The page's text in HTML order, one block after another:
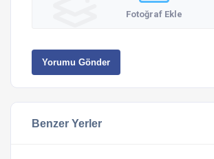
Fotoğraf Ekle
Yorumu Gönder
Benzer Yerler